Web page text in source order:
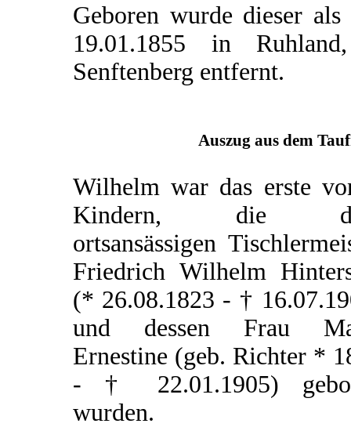
Geboren wurde dieser
19.01.1855 in
Senftenberg entfernt.
Auszug aus dem
Wilhelm war das erste
Kindern, die
ortsansässigen
Friedrich Wilhelm
(* 26.08.1823 - †
und dessen Frau
Ernestine (geb. Richter *
- † 22.01.1905)
wurden.